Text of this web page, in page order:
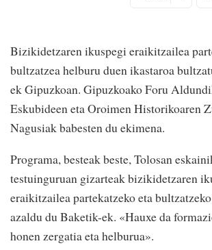
Bizikidetzaren ikuspegi eraikitzailea
bultzatzea helburu duen ikastaroa
ek Gipuzkoan. Gipuzkoako Foru
Eskubideen eta Oroimen Historikoaren
Nagusiak babesten du ekimena.
Programa, besteak beste, Tolosan
testuinguruan gizarteak bizikidetzaren
eraikitzailea partekatzeko eta
azaldu du Baketik-ek. «Hauxe da
honen zergatia eta helburua».